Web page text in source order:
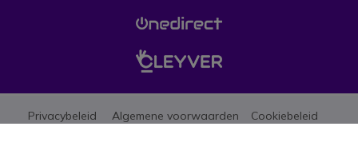
Privacybeleid Algemene voorwaarden Cookiebeleid